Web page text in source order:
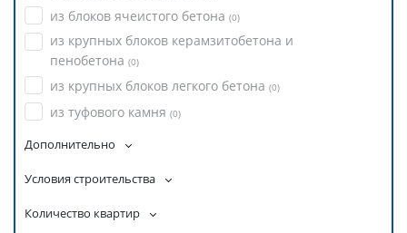
из блоков ячеистого бетона (0)
из крупных блоков керамзитобетона и
пенобетона (0)
из крупных блоков легкого бетона (0)
из туфового камня (0)
Дополнительно
Условия строительства
Количество квартир